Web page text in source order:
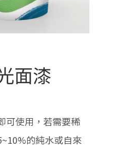
面漆
可使用，若需要稀
的純水或自來